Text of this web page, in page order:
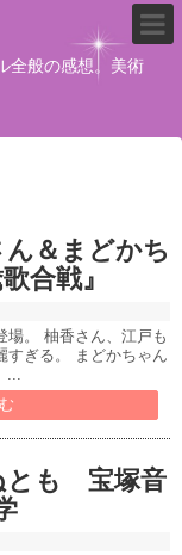
全般の感想。美術
＆まどかち
合戦』
場。 柚香さん、江戸も
すぎる。 まどかちゃん
とも 宝塚音